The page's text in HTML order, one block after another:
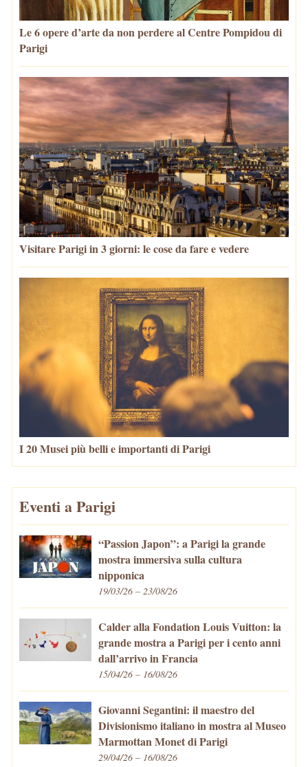
Le 6 opere d’arte da non perdere al Centre Pompidou di
Parigi
Visitare Parigi in 3 giorni: le cose da fare e vedere
I 20 Musei più belli e importanti di Parigi
Eventi a Parigi
“Passion Japon”: a Parigi la grande
mostra immersiva sulla cultura
nipponica
19/03/26 – 23/08/26
Calder alla Fondation Louis Vuitton: la
grande mostra a Parigi per i cento anni
dall’arrivo in Francia
15/04/26 – 16/08/26
Giovanni Segantini: il maestro del
Divisionismo italiano in mostra al Museo
Marmottan Monet di Parigi
29/04/26 – 16/08/26